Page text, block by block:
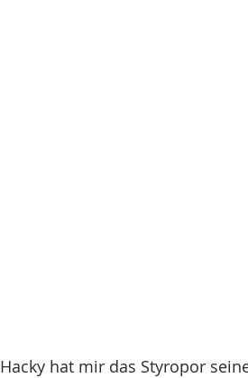
Hacky hat mir das Styropor